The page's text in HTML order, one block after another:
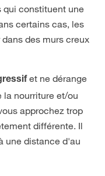
constituent une
certains cas, les
des murs creux
et ne dérange
la nourriture et/ou
approchez trop
différente. Il
une distance d'au